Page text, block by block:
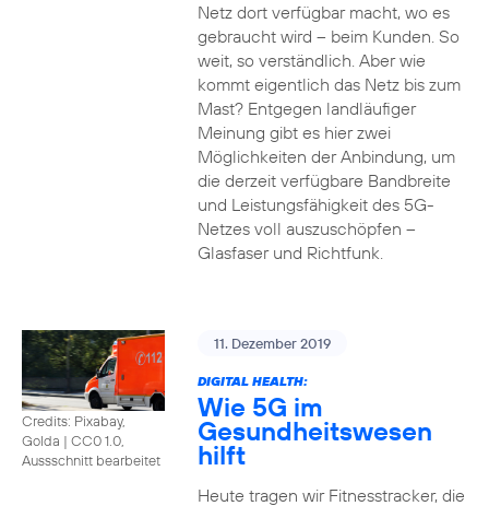
Netz dort verfügbar macht, wo es
gebraucht wird – beim Kunden. So
weit, so verständlich. Aber wie
kommt eigentlich das Netz bis zum
Mast? Entgegen landläufiger
Meinung gibt es hier zwei
Möglichkeiten der Anbindung, um
die derzeit verfügbare Bandbreite
und Leistungsfähigkeit des 5G-
Netzes voll auszuschöpfen –
Glasfaser und Richtfunk.
Credits: Pixabay,
Golda | CC0 1.0,
Aussschnitt bearbeitet
11. Dezember 2019
DIGITAL HEALTH:
Wie 5G im
Gesundheitswesen
hilft
Heute tragen wir Fitnesstracker, die